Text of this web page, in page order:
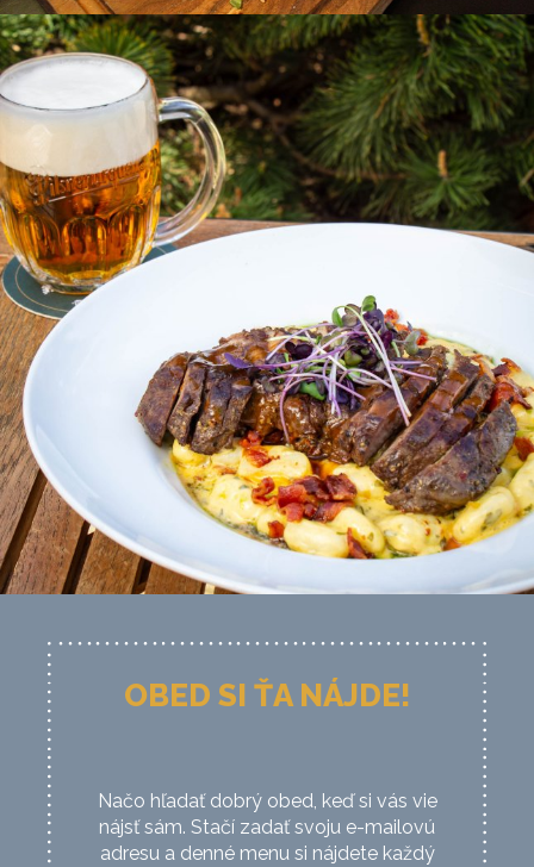
OBED SI ŤA NÁJDE!
Načo hľadať dobrý obed, keď si vás vie
nájsť sám. Stačí zadať svoju e-mailovú
adresu a denné menu si nájdete každý